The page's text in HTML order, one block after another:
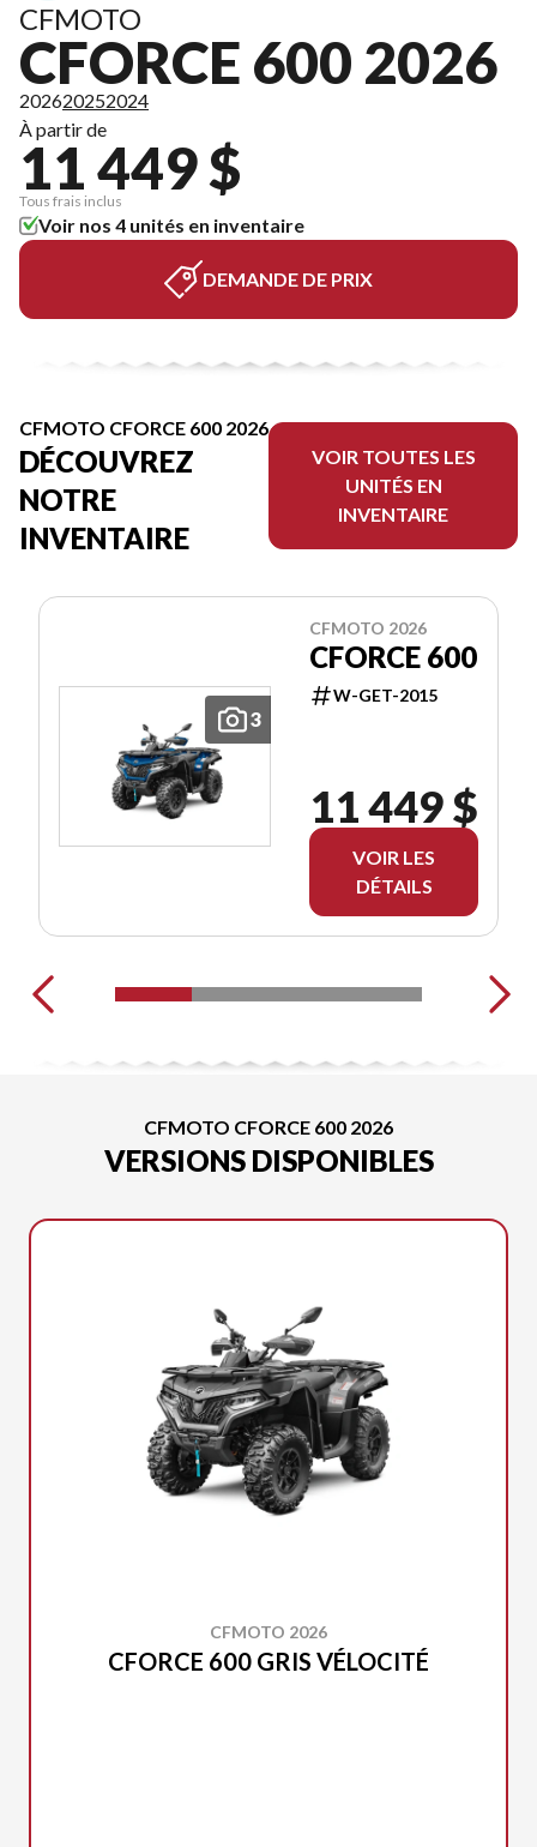
CFMOTO
CFORCE 600 2026
202620252024
À partir de
11 449 $
Tous frais inclus
Voir nos 4 unités en inventaire
DEMANDE DE PRIX
CFMOTO CFORCE 600 2026
DÉCOUVREZ
NOTRE
INVENTAIRE
VOIR TOUTES LES
UNITÉS EN
INVENTAIRE
3
CFMOTO 2026
CFORCE 600
W-GET-2015
11 449 $
VOIR LES
DÉTAILS
CFMOTO CFORCE 600 2026
VERSIONS DISPONIBLES
CFMOTO 2026
CFORCE 600 GRIS VÉLOCITÉ